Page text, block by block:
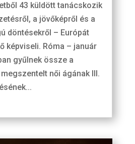
43 küldött tanácskozik
a jövőképről és a
döntésekről – Európát
képviseli. Róma – január
gyűlnek össze a
női ágának III.